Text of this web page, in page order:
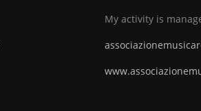
My activity is